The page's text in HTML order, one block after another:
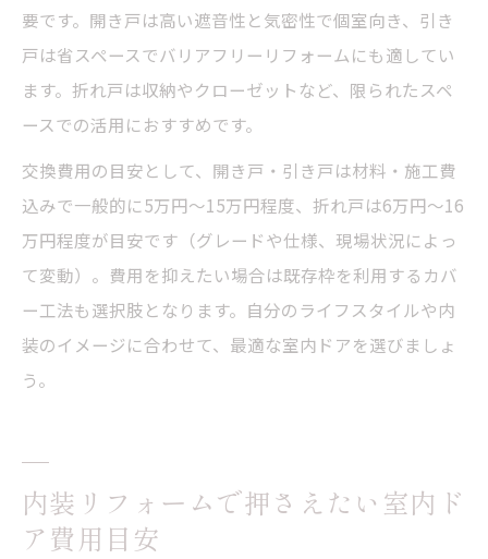
要です。開き戸は高い遮音性と気密性で個室向き、引き
戸は省スペースでバリアフリーリフォームにも適してい
ます。折れ戸は収納やクローゼットなど、限られたスペ
ースでの活用におすすめです。
交換費用の目安として、開き戸・引き戸は材料・施工費
込みで一般的に5万円〜15万円程度、折れ戸は6万円〜16
万円程度が目安です（グレードや仕様、現場状況によっ
て変動）。費用を抑えたい場合は既存枠を利用するカバ
ー工法も選択肢となります。自分のライフスタイルや内
装のイメージに合わせて、最適な室内ドアを選びましょ
う。
内装リフォームで押さえたい室内ド
ア費用目安